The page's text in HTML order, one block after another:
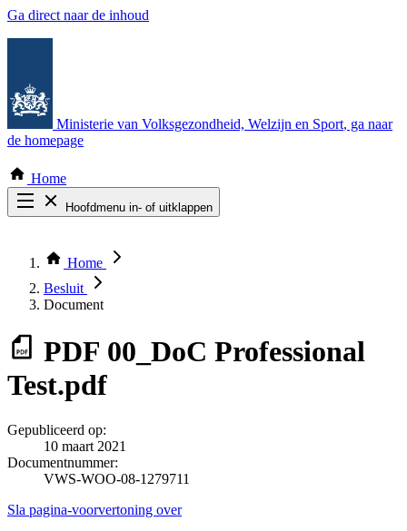
Ga direct naar de inhoud
Ministerie van Volksgezondheid, Welzijn en Sport, ga naar
de homepage
Home
Hoofdmenu in- of uitklappen
Thema COVID-19
Bekijk per bestuursorgaan
Home
Besluit
Document
PDF 00_DoC Professional
Test.pdf
Gepubliceerd op:
10 maart 2021
Documentnummer:
VWS-WOO-08-1279711
Sla pagina-voorvertoning over